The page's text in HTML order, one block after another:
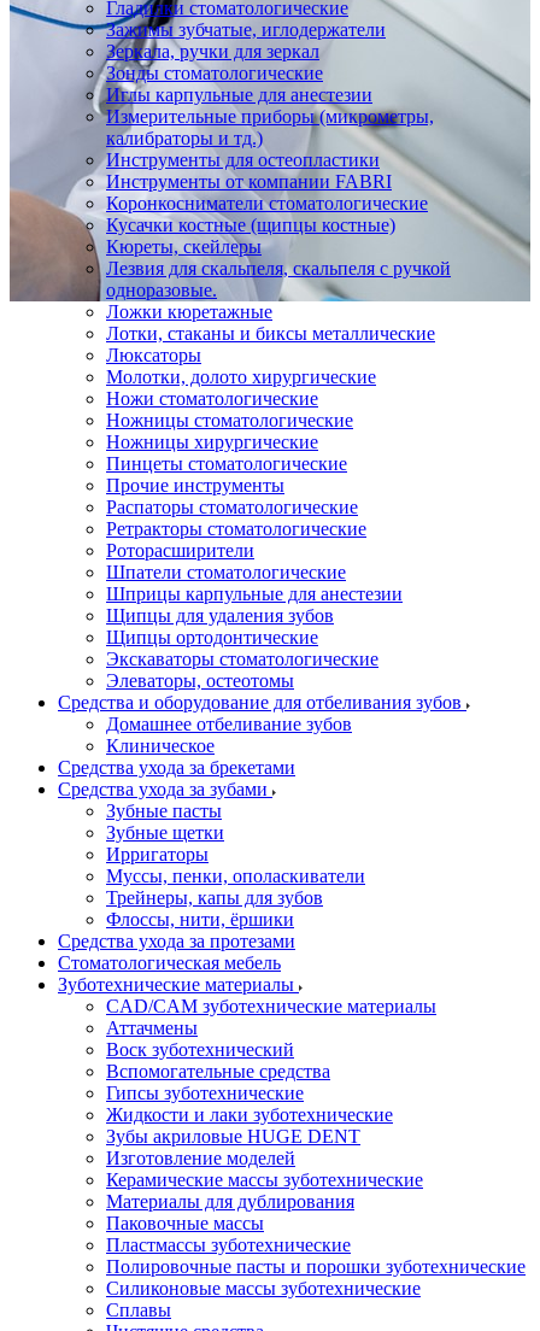
Гладилки стоматологические
Зажимы зубчатые, иглодержатели
Зеркала, ручки для зеркал
Зонды стоматологические
Иглы карпульные для анестезии
Измерительные приборы (микрометры,
калибраторы и тд.)
Инструменты для остеопластики
Инструменты от компании FABRI
Коронкосниматели стоматологические
Кусачки костные (щипцы костные)
Кюреты, скейлеры
Лезвия для скальпеля, скальпеля с ручкой
одноразовые.
Ложки кюретажные
Лотки, стаканы и биксы металлические
Люксаторы
Молотки, долото хирургические
Ножи стоматологические
Ножницы стоматологические
Ножницы хирургические
Пинцеты стоматологические
Прочие инструменты
Распаторы стоматологические
Ретракторы стоматологические
Роторасширители
Шпатели стоматологические
Шприцы карпульные для анестезии
Щипцы для удаления зубов
Щипцы ортодонтические
Экскаваторы стоматологические
Элеваторы, остеотомы
Средства и оборудование для отбеливания зубов
Домашнее отбеливание зубов
Клиническое
Средства ухода за брекетами
Средства ухода за зубами
Зубные пасты
Зубные щетки
Ирригаторы
Муссы, пенки, ополаскиватели
Трейнеры, капы для зубов
Флоссы, нити, ёршики
Средства ухода за протезами
Стоматологическая мебель
Зуботехнические материалы
CAD/CAM зуботехнические материалы
Аттачмены
Воск зуботехнический
Вспомогательные средства
Гипсы зуботехнические
Жидкости и лаки зуботехнические
Зубы акриловые HUGE DENT
Изготовление моделей
Керамические массы зуботехнические
Материалы для дублирования
Паковочные массы
Пластмассы зуботехнические
Полировочные пасты и порошки зуботехнические
Силиконовые массы зуботехнические
Сплавы